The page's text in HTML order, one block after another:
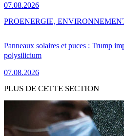
07.08.2026
Panneaux solaires et puces : Trump
polysilicium
07.08.2026
PROENERGIE,
PLUS DE CETTE SECTION